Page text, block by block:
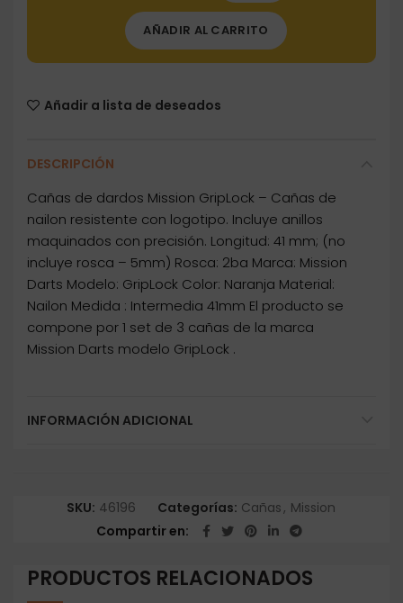
AÑADIR AL CARRITO
Añadir a lista de deseados
DESCRIPCIÓN
Cañas de dardos Mission GripLock – Cañas de
nailon resistente con logotipo. Incluye anillos
maquinados con precisión. Longitud: 41 mm; (no
incluye rosca – 5mm) Rosca: 2ba Marca: Mission
Darts Modelo: GripLock Color: Naranja Material:
Nailon Medida : Intermedia 41mm El producto se
compone por 1 set de 3 cañas de la marca
Mission Darts modelo GripLock .
INFORMACIÓN ADICIONAL
SKU: 46196 Categorías: Cañas, Mission
Compartir en
PRODUCTOS RELACIONADOS